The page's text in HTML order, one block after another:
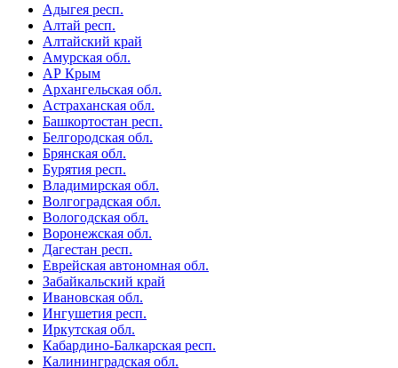
Адыгея респ.
Алтай респ.
Алтайский край
Амурская обл.
АР Крым
Архангельская обл.
Астраханская обл.
Башкортостан респ.
Белгородская обл.
Брянская обл.
Бурятия респ.
Владимирская обл.
Волгоградская обл.
Вологодская обл.
Воронежская обл.
Дагестан респ.
Еврейская автономная обл.
Забайкальский край
Ивановская обл.
Ингушетия респ.
Иркутская обл.
Кабардино-Балкарская респ.
Калининградская обл.